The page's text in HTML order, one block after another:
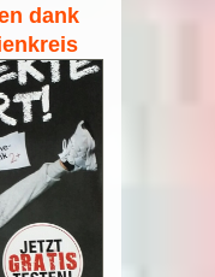
dank